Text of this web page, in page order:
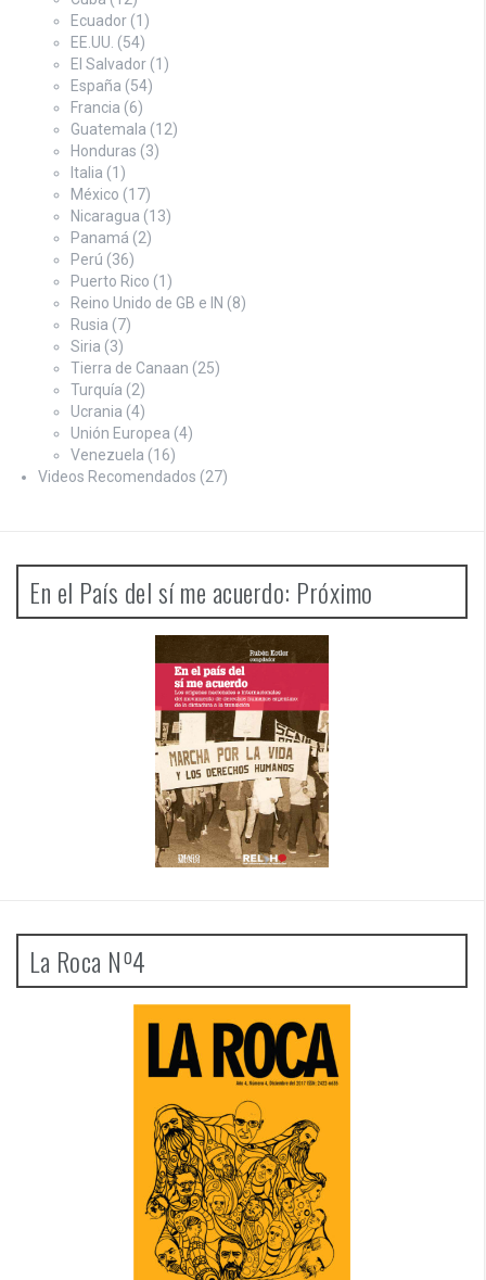
Ecuador (1)
EE.UU. (54)
El Salvador (1)
España (54)
Francia (6)
Guatemala (12)
Honduras (3)
Italia (1)
México (17)
Nicaragua (13)
Panamá (2)
Perú (36)
Puerto Rico (1)
Reino Unido de GB e IN (8)
Rusia (7)
Siria (3)
Tierra de Canaan (25)
Turquía (2)
Ucrania (4)
Unión Europea (4)
Venezuela (16)
Videos Recomendados (27)
En el País del sí me acuerdo: Próximo
La Roca Nº4